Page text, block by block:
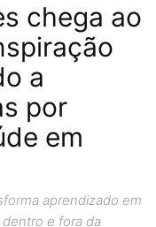
chega ao
a
por
em
aprendizado em
e fora da